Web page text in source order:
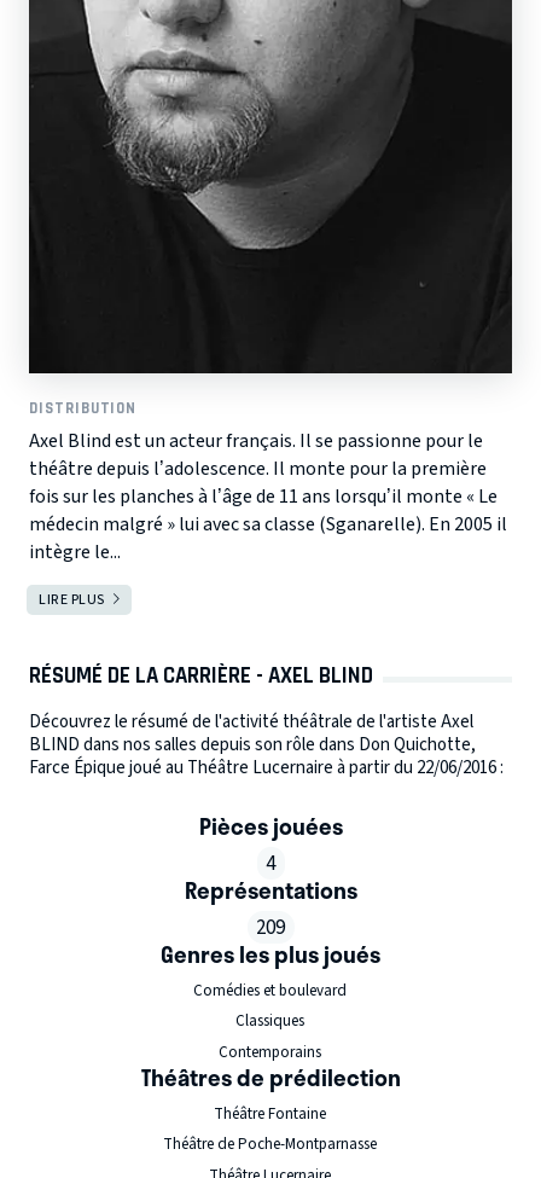
DISTRIBUTION
Axel Blind est un acteur français. Il se passionne pour le
théâtre depuis l’adolescence. Il monte pour la première
fois sur les planches à l’âge de 11 ans lorsqu’il monte « Le
médecin malgré » lui avec sa classe (Sganarelle). En 2005 il
intègre le...
LIRE PLUS
RÉSUMÉ DE LA CARRIÈRE - AXEL BLIND
Découvrez le résumé de l'activité théâtrale de l'artiste Axel
BLIND dans nos salles depuis son rôle dans Don Quichotte,
Farce Épique joué au Théâtre Lucernaire à partir du 22/06/2016 :
Pièces jouées
4
Représentations
209
Genres les plus joués
Comédies et boulevard
Classiques
Contemporains
Théâtres de prédilection
Théâtre Fontaine
Théâtre de Poche-Montparnasse